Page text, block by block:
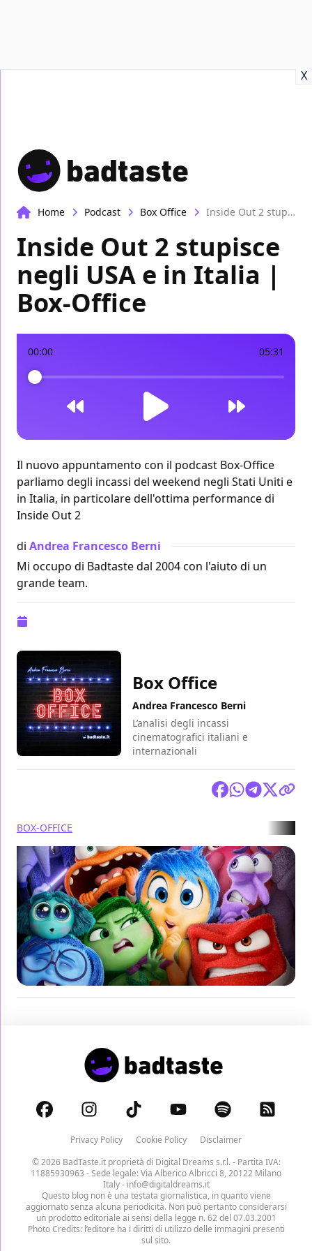
X
Home Podcast Box Office Inside Out 2 stupisce negli USA e in Italia | Box-Office
Inside Out 2 stupisce
negli USA e in Italia |
Box-Office
00:00 05:31
Il nuovo appuntamento con il podcast Box-Office
parliamo degli incassi del weekend negli Stati Uniti e
in Italia, in particolare dell'ottima performance di
Inside Out 2
di Andrea Francesco Berni
Mi occupo di Badtaste dal 2004 con l'aiuto di un
grande team.
Box Office
Andrea Francesco Berni
L’analisi degli incassi
cinematografici italiani e
internazionali
BOX-OFFICE
Privacy Policy Cookie Policy
Disclaimer
© 2026 BadTaste.it proprietà di Digital Dreams s.r.l.- Partita IVA:
11885930963 - Sede legale: Via Alberico Albricci 8, 20122 Milano
Italy - info@digitaldreams.it
Questo blog non è una testata giornalistica, in quanto viene
aggiornato senza alcuna periodicità. Non può pertanto considerarsi
un prodotto editoriale ai sensi della legge n. 62 del 07.03.2001
Photo Credits: l’editore ha i diritti di utilizzo delle immagini presenti
sul sito.